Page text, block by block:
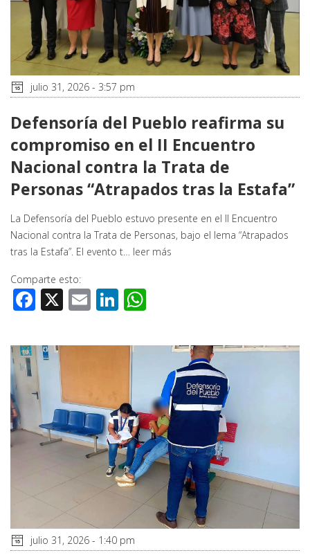
julio 31, 2026 - 3:57 pm
Defensoría del Pueblo reafirma su
compromiso en el II Encuentro
Nacional contra la Trata de
Personas “Atrapados tras la Estafa”
La Defensoría del Pueblo estuvo presente en el II Encuentro
Nacional contra la Trata de Personas, bajo el lema “Atrapados
tras la Estafa”. El evento t… leer más
Comparte esto:
Facebook
X EmailLinkedIn
julio 31, 2026 - 1:40 pm